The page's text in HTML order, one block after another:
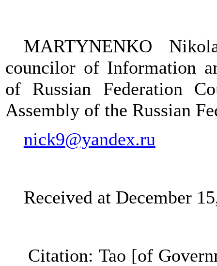
MARTYNENKO
councilor of Information
of Russian Federation
Assembly of the Russian
nick9@yandex.ru
Received at December
Citation: Tao [of